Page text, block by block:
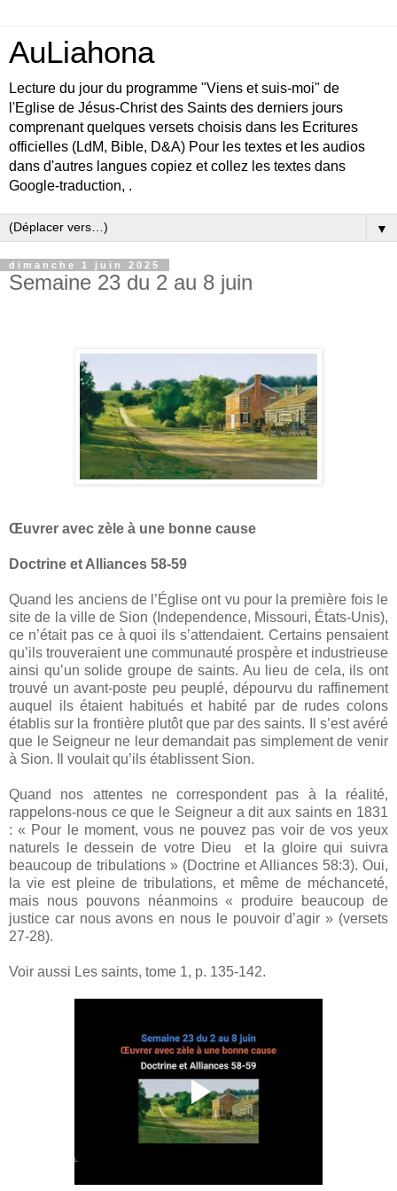
AuLiahona
Lecture du jour du programme "Viens et suis-moi" de
l'Eglise de Jésus-Christ des Saints des derniers jours
comprenant quelques versets choisis dans les Ecritures
officielles (LdM, Bible, D&A) Pour les textes et les audios
dans d'autres langues copiez et collez les textes dans
Google-traduction, .
▼
dimanche 1 juin 2025
Semaine 23 du 2 au 8 juin
Œuvrer avec zèle à une bonne cause
Doctrine et Alliances 58-59
Quand les anciens de l’Église ont vu pour la première fois le
site de la ville de Sion (Independence, Missouri, États-Unis),
ce n’était pas ce à quoi ils s’attendaient. Certains pensaient
qu’ils trouveraient une communauté prospère et industrieuse
ainsi qu’un solide groupe de saints. Au lieu de cela, ils ont
trouvé un avant-poste peu peuplé, dépourvu du raffinement
auquel ils étaient habitués et habité par de rudes colons
établis sur la frontière plutôt que par des saints. Il s’est avéré
que le Seigneur ne leur demandait pas simplement de venir
à Sion. Il voulait qu’ils établissent Sion.
Quand nos attentes ne correspondent pas à la réalité,
rappelons-nous ce que le Seigneur a dit aux saints en 1831
: « Pour le moment, vous ne pouvez pas voir de vos yeux
naturels le dessein de votre Dieu et la gloire qui suivra
beaucoup de tribulations » (Doctrine et Alliances 58:3). Oui,
la vie est pleine de tribulations, et même de méchanceté,
mais nous pouvons néanmoins « produire beaucoup de
justice car nous avons en nous le pouvoir d’agir » (versets
27-28).
Voir aussi Les saints, tome 1, p. 135-142.